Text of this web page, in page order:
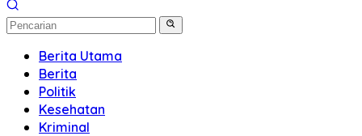
Berita Utama
Berita
Politik
Kesehatan
Kriminal